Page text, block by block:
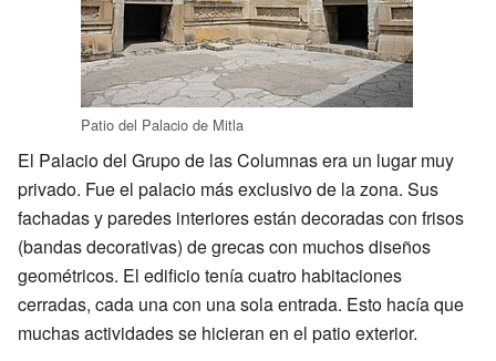
Patio del Palacio de Mitla
El Palacio del Grupo de las Columnas era un lugar muy
privado. Fue el palacio más exclusivo de la zona. Sus
fachadas y paredes interiores están decoradas con frisos
(bandas decorativas) de grecas con muchos diseños
geométricos. El edificio tenía cuatro habitaciones
cerradas, cada una con una sola entrada. Esto hacía que
muchas actividades se hicieran en el patio exterior.